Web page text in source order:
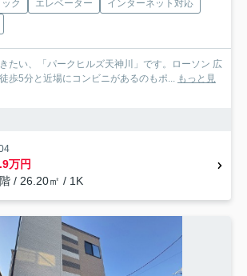
ク エレベーター
インターネット対応
たい、「パークヒルズ天神川」です。ローソン 広
歩5分と近場にコンビニがあるのもポ... もっと見
万円
/ 26.20㎡ / 1K